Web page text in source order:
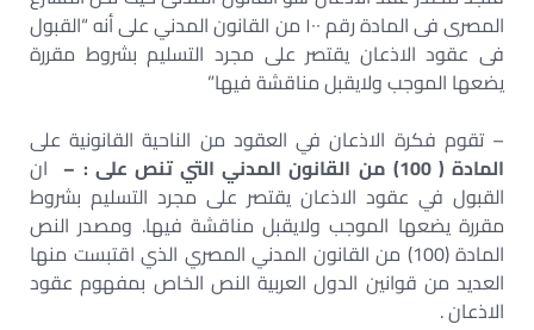
المصرى فى المادة رقم ١٠٠ من القانون المدني على أنه “القبول
فى عقود الاذعان يقتصر على مجرد التسليم بشروط مقررة
يضعها الموجب ولايقبل مناقشة فيها”
– تقوم فكرة الاذعان في العقود من الناحية القانونية على
المادة ( 100) من القانون المدني التي تنص على : –
ان
القبول في عقود الاذعان يقتصر على مجرد التسليم بشروط
مقررة يضعها الموجب ولايقبل مناقشة فيها. ومصدر النص
المادة (100) من القانون المدني المصري الذي اقتبست منها
العديد من قوانين الدول العربية النص الخاص بمفهوم عقود
الاذعان .